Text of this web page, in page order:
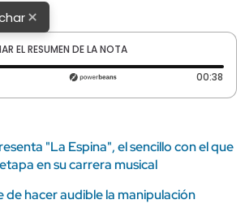
×
EL RESUMEN DE LA NOTA
transcurrido: 0 segundos 00:38
"La Espina", el sencillo con el que
en su carrera musical
de hacer audible la manipulación